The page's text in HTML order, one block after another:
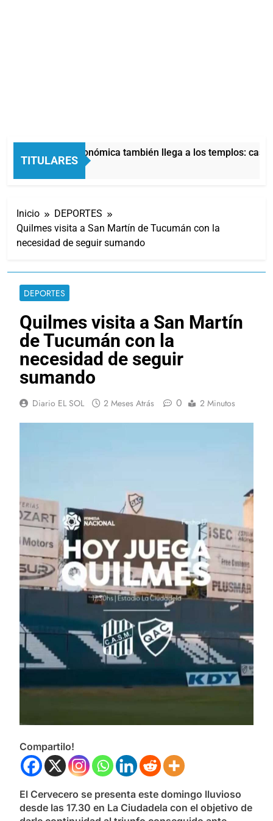
TITULARES
La crisis económica también llega a los templos: casi
6 Horas Atrás
Inicio
DEPORTES
Quilmes visita a San Martín de Tucumán con la
necesidad de seguir sumando
DEPORTES
Quilmes visita a San Martín
de Tucumán con la
necesidad de seguir
sumando
Diario EL SOL 2 Meses Atrás 0 2 Minutos
Compartilo!
El Cervecero se presenta este domingo lluvioso
desde las 17.30 en La Ciudadela con el objetivo de